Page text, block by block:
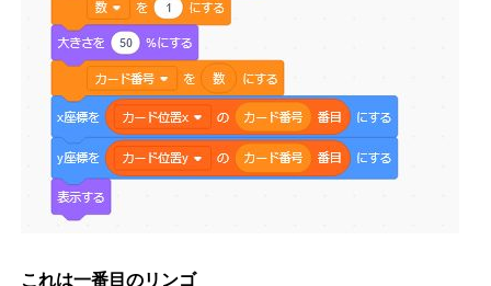
これは一番目のリンゴ